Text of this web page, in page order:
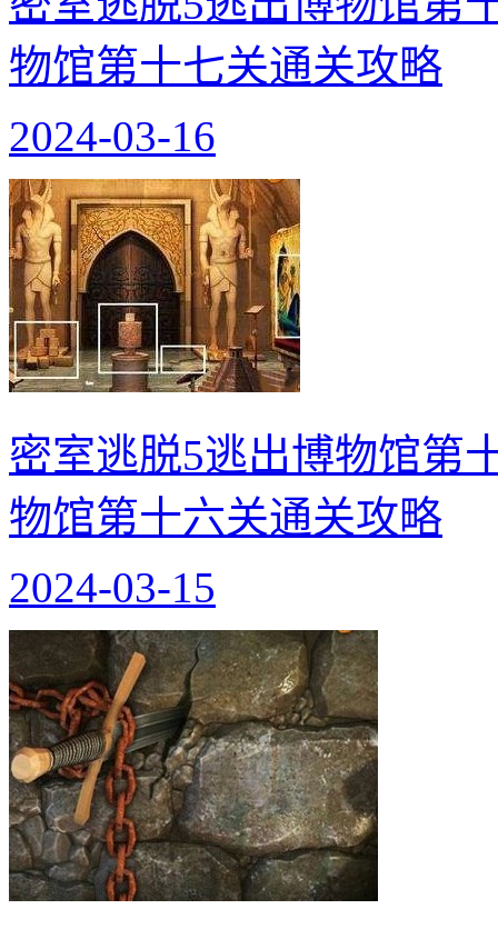
物馆第十七关通关攻略
2024-03-16
密室逃脱5逃出博物馆第
物馆第十六关通关攻略
2024-03-15